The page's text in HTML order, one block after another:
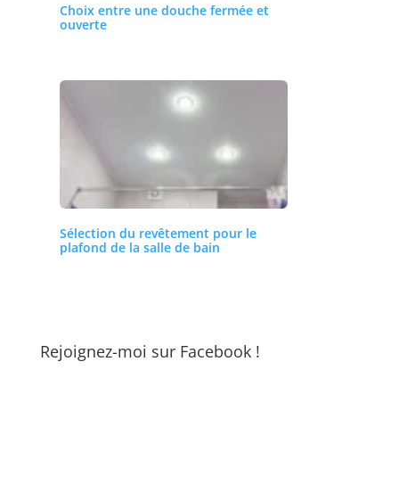
Choix entre une douche fermée et
ouverte
Sélection du revêtement pour le
plafond de la salle de bain
Rejoignez-moi sur Facebook !